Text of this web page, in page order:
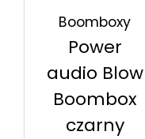
Boomboxy
Power
audio Blow
Boombox
czarny